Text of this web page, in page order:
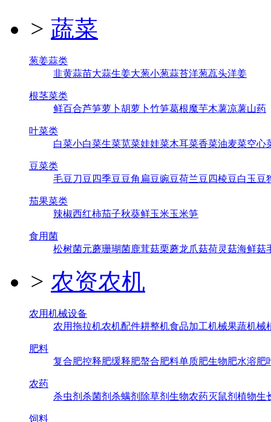
> 蔬菜
葱姜蒜类
韭黄蒜苗大蒜生姜大葱小葱蒜苔洋葱藠头洋姜
根茎菜类
鲜百合芦笋萝卜胡萝卜竹笋葛根魔芋木薯凉薯山药
叶菜类
白菜小白菜生菜苋菜娃娃菜木耳菜香菜油麦菜空心
豆菜类
毛豆刀豆 四季豆豆角 扁豆豌豆荷兰豆 四棱豆白玉豆
茄果菜类
辣椒西红柿茄子秋葵鲜玉米玉米笋
食用菌
松树菌元蘑珊瑚菌鹿茸菇栗蘑龙爪菇荷灵菇海鲜菇
> 农资农机
农用机械设备
农用拖拉机农机配件耕整机食品加工机械果蔬机械
肥料
复合肥控释肥缓释肥螯合肥料单质肥生物肥水溶肥
农药
杀虫剂 杀菌剂 杀螨剂 除草剂 生物农药灭鼠剂 植物生
饲料